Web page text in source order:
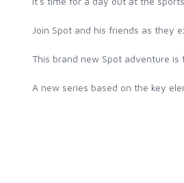
Join Spot and his friends as they
This brand new Spot adventure
A new series based on the key